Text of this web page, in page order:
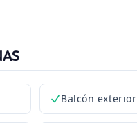
Balcón exterior